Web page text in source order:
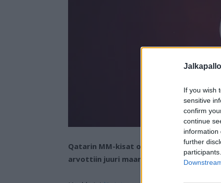
If you wish
sensitive
confirm
continue
information
further
Qatarin MM-kisat on määrä pelata
arvottiin juuri maanantai-iltana.